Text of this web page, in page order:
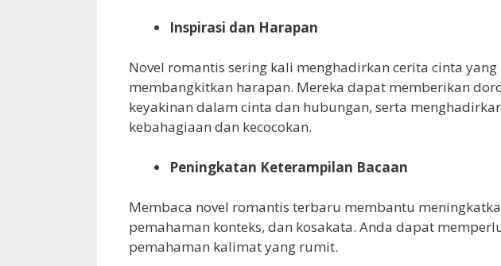
Inspirasi dan Harapan
Novel romantis sering kali menghadirkan cerita cinta
membangkitkan harapan. Mereka dapat memberikan
keyakinan dalam cinta dan hubungan, serta
kebahagiaan dan kecocokan.
Peningkatan Keterampilan Bacaan
Membaca novel romantis terbaru membantu
pemahaman konteks, dan kosakata. Anda dapat
pemahaman kalimat yang rumit.